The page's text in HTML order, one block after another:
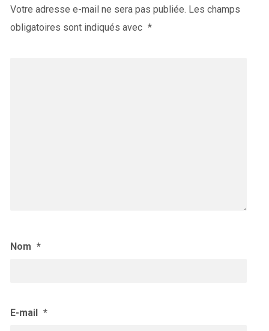
Votre adresse e-mail ne sera pas publiée. Les champs
obligatoires sont indiqués avec *
Nom *
E-mail *